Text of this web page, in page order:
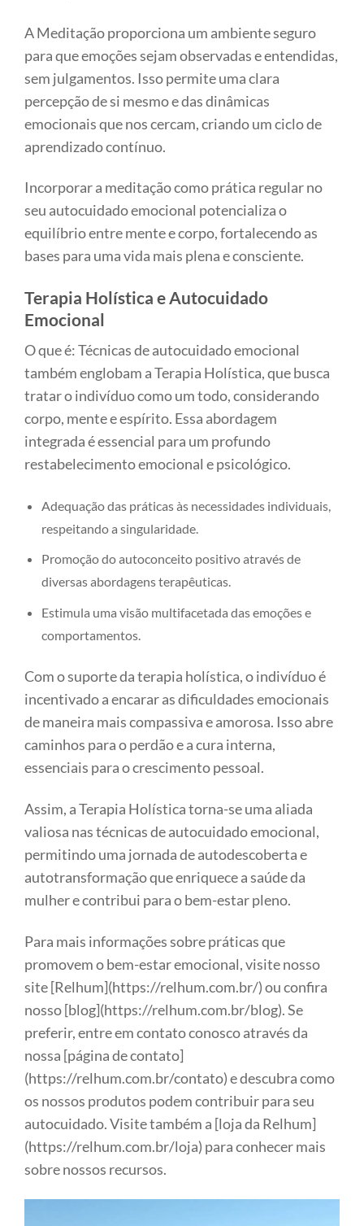
A Meditação proporciona um ambiente seguro
para que emoções sejam observadas e entendidas,
sem julgamentos. Isso permite uma clara
percepção de si mesmo e das dinâmicas
emocionais que nos cercam, criando um ciclo de
aprendizado contínuo.
Incorporar a meditação como prática regular no
seu autocuidado emocional potencializa o
equilíbrio entre mente e corpo, fortalecendo as
bases para uma vida mais plena e consciente.
Terapia Holística e Autocuidado
Emocional
O que é: Técnicas de autocuidado emocional
também englobam a Terapia Holística, que busca
tratar o indivíduo como um todo, considerando
corpo, mente e espírito. Essa abordagem
integrada é essencial para um profundo
restabelecimento emocional e psicológico.
Adequação das práticas às necessidades individuais,
respeitando a singularidade.
Promoção do autoconceito positivo através de
diversas abordagens terapêuticas.
Estimula uma visão multifacetada das emoções e
comportamentos.
Com o suporte da terapia holística, o indivíduo é
incentivado a encarar as dificuldades emocionais
de maneira mais compassiva e amorosa. Isso abre
caminhos para o perdão e a cura interna,
essenciais para o crescimento pessoal.
Assim, a Terapia Holística torna-se uma aliada
valiosa nas técnicas de autocuidado emocional,
permitindo uma jornada de autodescoberta e
autotransformação que enriquece a saúde da
mulher e contribui para o bem-estar pleno.
Para mais informações sobre práticas que
promovem o bem-estar emocional, visite nosso
site [Relhum](https://relhum.com.br/) ou confira
nosso [blog](https://relhum.com.br/blog). Se
preferir, entre em contato conosco através da
nossa [página de contato]
(https://relhum.com.br/contato) e descubra como
os nossos produtos podem contribuir para seu
autocuidado. Visite também a [loja da Relhum]
(https://relhum.com.br/loja) para conhecer mais
sobre nossos recursos.